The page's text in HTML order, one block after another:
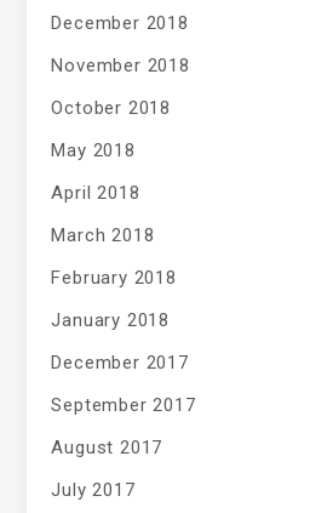
December 2018
November 2018
October 2018
May 2018
April 2018
March 2018
February 2018
January 2018
December 2017
September 2017
August 2017
July 2017